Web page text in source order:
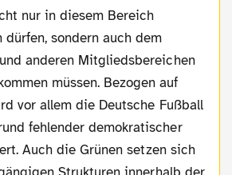
nur in diesem Bereich
sondern auch dem
anderen Mitgliedsbereichen
müssen. Bezogen auf
vor allem die Deutsche Fußball
fehlender demokratischer
Auch die Grünen setzen sich